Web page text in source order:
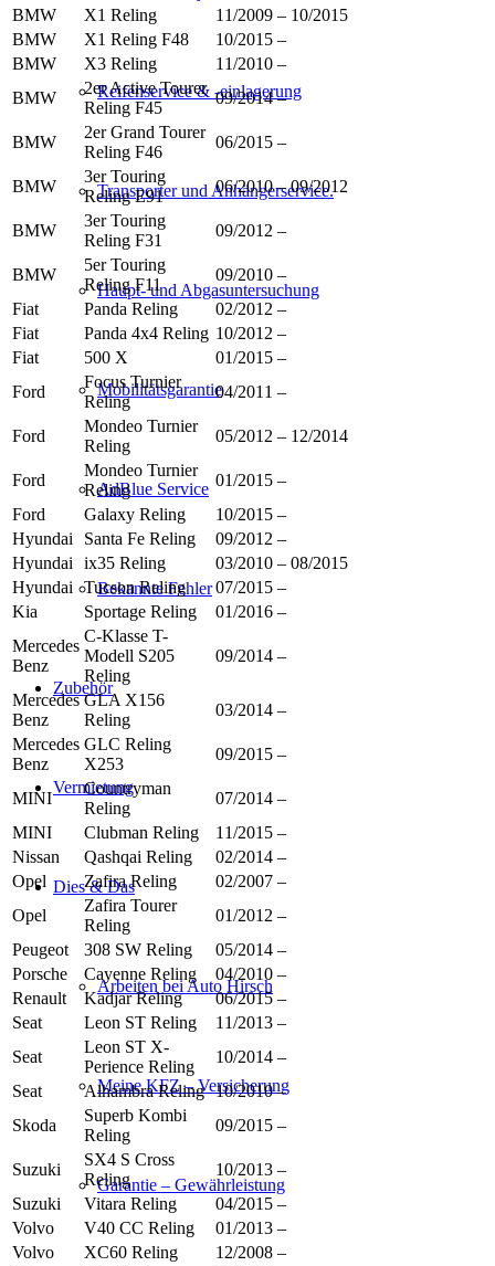
Reifenservice & -einlagerung
Transporter und Anhängerservice.
Haupt- und Abgasuntersuchung
Mobilitätsgarantie
AdBlue Service
Bekannte Fehler
Zubehör
Vermietung
Dies & Das
Arbeiten bei Auto Hirsch
Meine KFZ – Versicherung
Garantie – Gewährleistung
BMW
X1 Reling
11/2009 – 10/2015
BMW
X1 Reling F48
10/2015 –
BMW
X3 Reling
11/2010 –
BMW
2er Active Tourer
Reling F45
09/2014 –
BMW
2er Grand Tourer
Reling F46
06/2015 –
BMW
3er Touring
Reling E91
06/2010 – 09/2012
BMW
3er Touring
Reling F31
09/2012 –
BMW
5er Touring
Reling F11
09/2010 –
Fiat
Panda Reling
02/2012 –
Fiat
Panda 4x4 Reling 10/2012 –
Fiat
500 X
01/2015 –
Ford
Focus Turnier
Reling
04/2011 –
Ford
Mondeo Turnier
Reling
05/2012 – 12/2014
Ford
Mondeo Turnier
Reling
01/2015 –
Ford
Galaxy Reling
10/2015 –
Hyundai
Santa Fe Reling
09/2012 –
Hyundai
ix35 Reling
03/2010 – 08/2015
Hyundai
Tucson Reling
07/2015 –
Kia
Sportage Reling
01/2016 –
Mercedes
Benz
C-Klasse T-
Modell S205
Reling
09/2014 –
Mercedes
Benz
GLA X156
Reling
03/2014 –
Mercedes
Benz
GLC Reling
X253
09/2015 –
MINI
Countryman
Reling
07/2014 –
MINI
Clubman Reling
11/2015 –
Nissan
Qashqai Reling
02/2014 –
Opel
Zafira Reling
02/2007 –
Opel
Zafira Tourer
Reling
01/2012 –
Peugeot
308 SW Reling
05/2014 –
Porsche
Cayenne Reling
04/2010 –
Renault
Kadjar Reling
06/2015 –
Seat
Leon ST Reling
11/2013 –
Seat
Leon ST X-
Perience Reling
10/2014 –
Seat
Alhambra Reling 10/2010 –
Skoda
Superb Kombi
Reling
09/2015 –
Suzuki
SX4 S Cross
Reling
10/2013 –
Suzuki
Vitara Reling
04/2015 –
Volvo
V40 CC Reling
01/2013 –
Volvo
XC60 Reling
12/2008 –